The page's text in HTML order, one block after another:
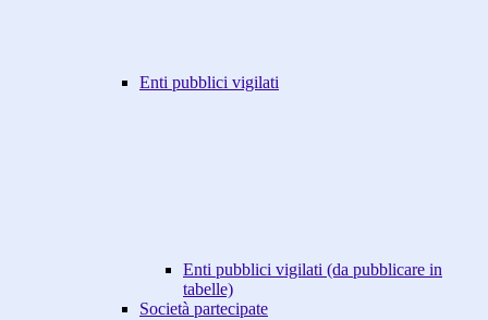
Enti pubblici vigilati
Enti pubblici vigilati (da pubblicare in
tabelle)
Società partecipate